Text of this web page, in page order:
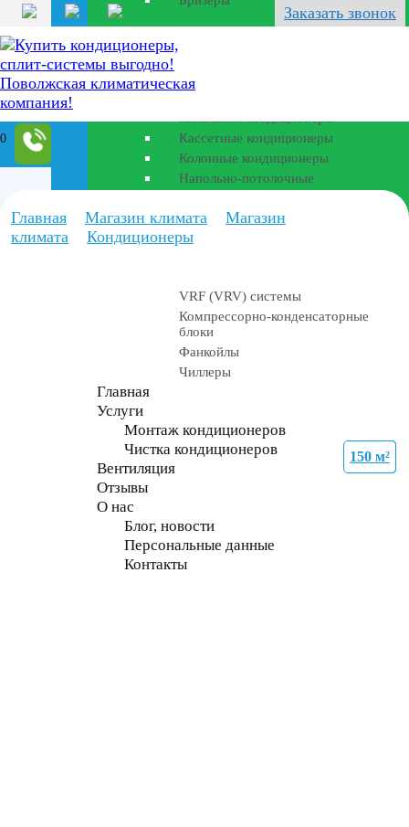
Перейти
содержанию
Заказать звонок
0
Полупромышленные
кондиционеры
Кассетные кондиционеры
Колонные кондиционеры
Напольно-потолочные
Промышленные
установки
VRF (VRV) системы
Компрессорно-конденсаторные
блоки
Фанкойлы
Чиллеры
Главная
Услуги
Монтаж кондиционеров
Чистка кондиционеров
Вентиляция
Отзывы
О нас
Блог, новости
Персональные данные
Контакты
Главная Магазин климата
Магазин
климата
Кондиционеры
35 м²
35 м²
27 м²
21 м²
70 м²
70 м²
70 м²
150 м²